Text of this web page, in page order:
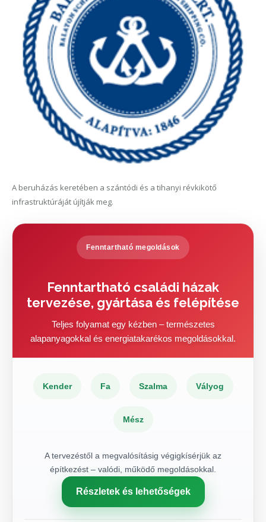
A beruházás keretében a szántódi és a tihanyi révkikötő
infrastruktúráját újítják meg.
Fenntartható megoldások
Fenntartható családi házak
tervezése, gyártása és felépítése
Teljes folyamat egy kézben – természetes
alapanyagokkal és energiatakarékos megoldásokkal.
Kender Fa Szalma Vályog
Mész
A tervezéstől a megvalósításig végigkísérjük az
építkezést – valódi, működő megoldásokkal.
Részletek és lehetőségek